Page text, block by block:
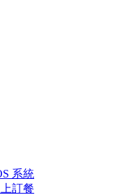
系統
訂餐